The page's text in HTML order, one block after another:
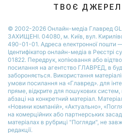
ТВОЄ
© 2002-2026 Онлайн-медіа Главред
ЗАХИЩЕНІ. 04080, м. Київ, вул.
490-01-01. Адреса електронної пошти
Ідентифікатор онлайн-медіа в Реєстрі
01822. Передрук, копіювання або
посилання на агентство ГЛАВРЕД, в
забороняється. Використання
умови посилання на «Главред». для
пряме, відкрите для пошукових
абзаці на конкретний матеріал.
«Новини компаній», «Актуально»,
на комерційних або партнерських
матеріалах в рубриці "Погляди", не
редакції.